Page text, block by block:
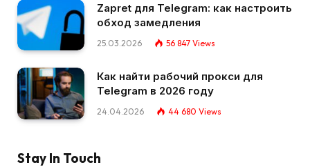
Zapret для Telegram: как настроить
обход замедления
25.03.2026 56 847 Views
Как найти рабочий прокси для
Telegram в 2026 году
24.04.2026 44 680 Views
Stay In Touch